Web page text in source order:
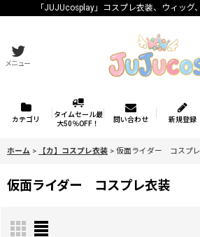
「JUJUcosplay」コスプレ衣装、ウィッグ
メニュー
カテゴリ
タイムセール最
大50％OFF！
問い合わせ 新規登録
ホーム > 【カ】コスプレ衣装 > 仮面ライダー コスプ
仮面ライダー コスプレ衣装